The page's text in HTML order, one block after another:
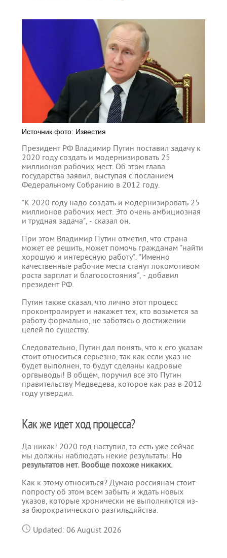
Источник фото: Известия
Президент РФ Владимир Путин поставил задачу к
2020 году создать и модернизировать 25
миллионов рабочих мест. Об этом глава
государства заявил, выступая с посланием
Федеральному Собранию в 2012 году.
"К 2020 году надо создать и модернизировать 25
миллионов рабочих мест. Это очень амбициозная
и трудная задача", - сказал он.
При этом Владимир Путин отметил, что страна
может ее решить, может помочь гражданам "найти
хорошую и интересную работу". "Именно
качественные рабочие места станут локомотивом
роста зарплат и благосостояния", - добавил
президент РФ.
Путин также сказал, что лично этот процесс
проконтролирует и накажет тех, кто возьмется за
работу формально, не заботясь о достижении
целей по существу.
Следовательно, Путин дал понять, что к его указам
стоит относиться серьезно, так как если указ не
будет выполнен, то будут сделаны кадровые
оргвыводы! В общем, поручил все это Путин
правительству Медведева, которое как раз в 2012
году утвердил.
Как же идет ход процесса?
Да никак! 2020 год наступил, то есть уже сейчас
мы должны наблюдать некие результаты. Но
результатов нет. Вообще похоже никаких.
Как к этому относиться? Думаю россиянам стоит
попросту об этом всем забыть и ждать новых
указов, которые хронически не выполняются из-
за бюрократического разгильдяйства.
Updated: 06 August 2026